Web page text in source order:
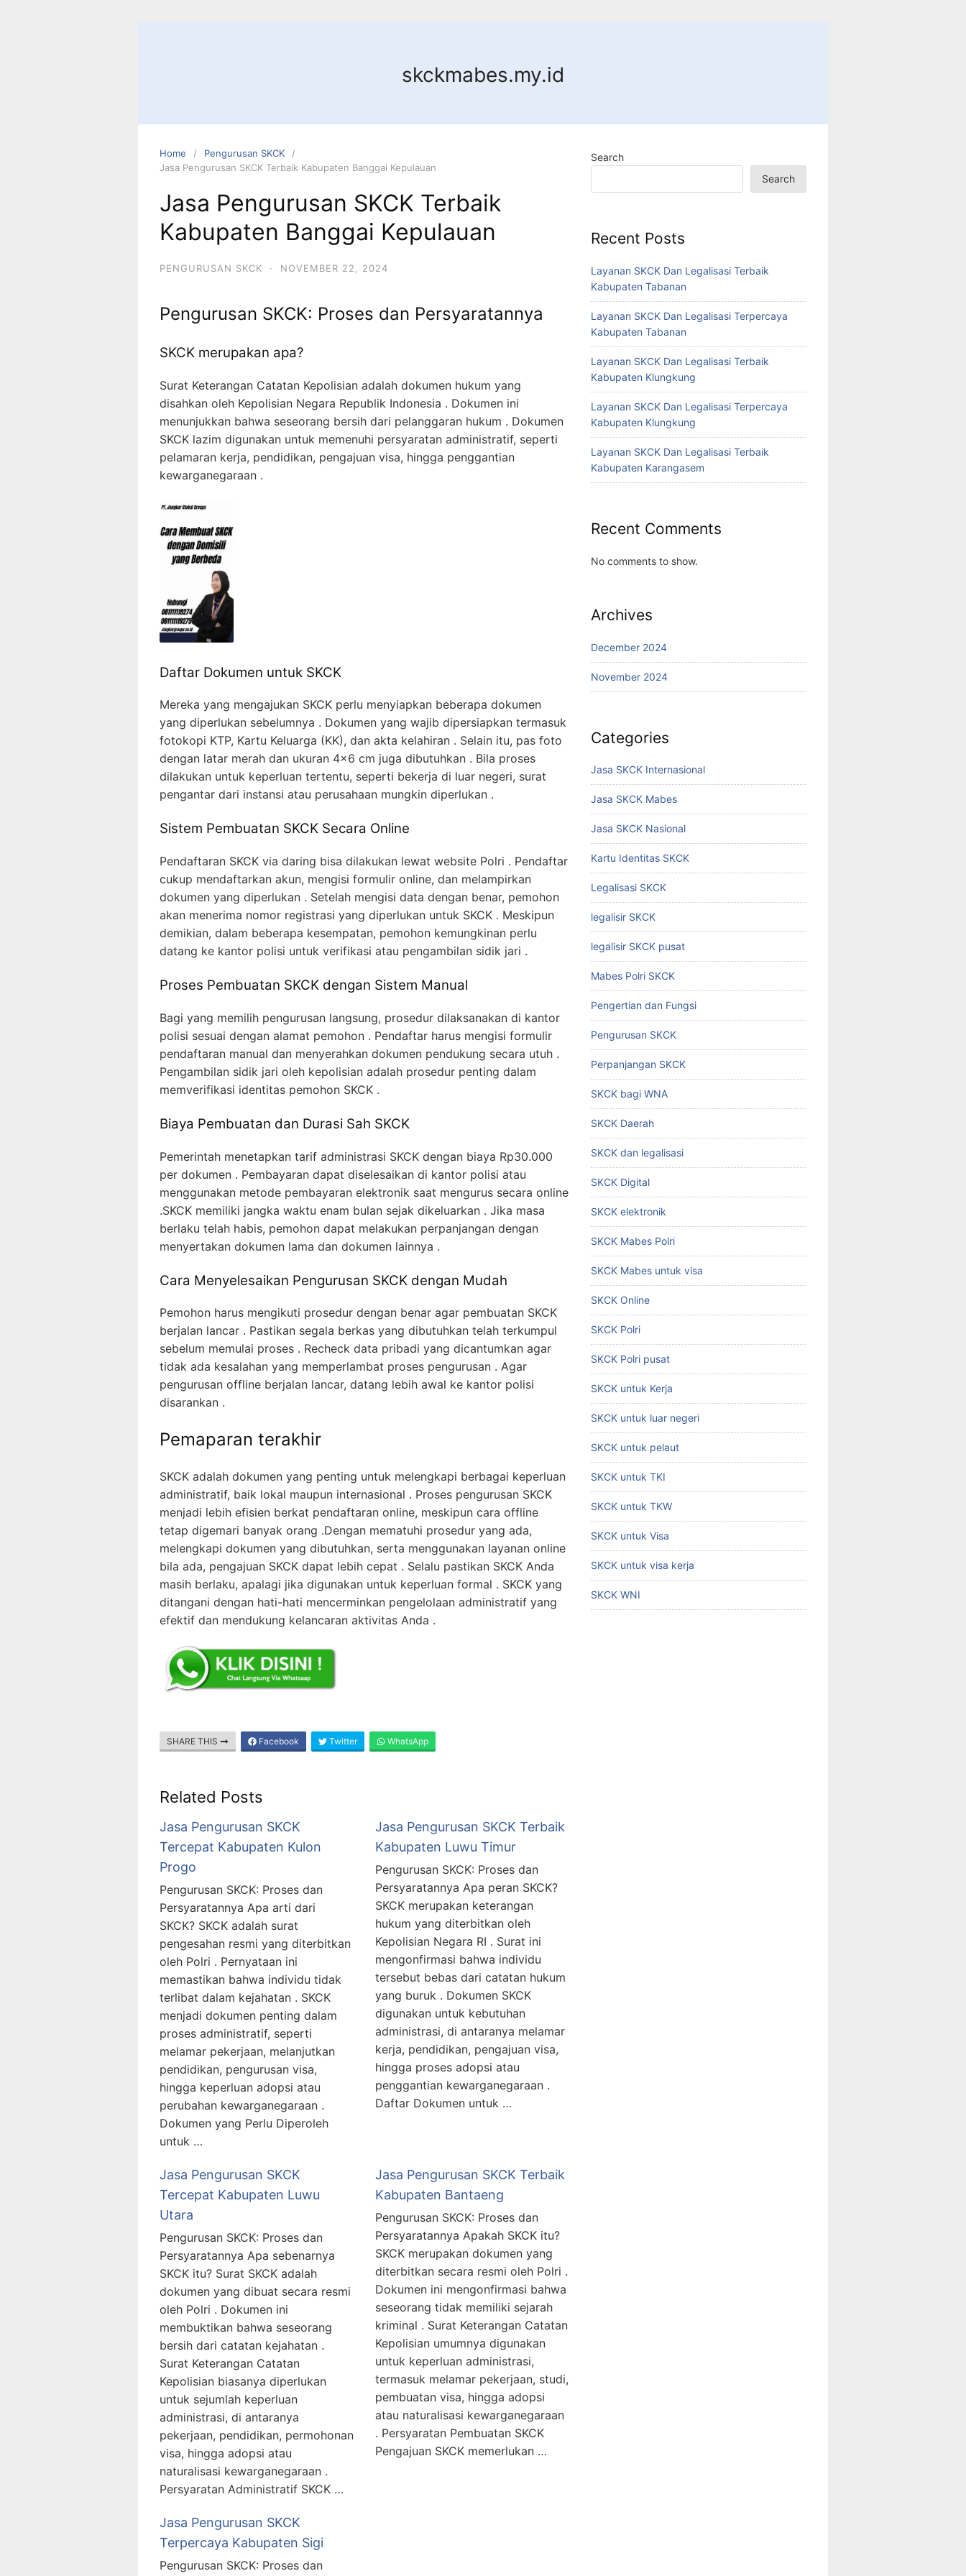
skckmabes.my.id
Home
Pengurusan SKCK
Jasa Pengurusan SKCK Terbaik Kabupaten Banggai Kepulauan
Jasa Pengurusan SKCK Terbaik
Kabupaten Banggai Kepulauan
PENGURUSAN SKCK · NOVEMBER 22, 2024
Pengurusan SKCK: Proses dan Persyaratannya
SKCK merupakan apa?
Surat Keterangan Catatan Kepolisian adalah dokumen hukum yang
disahkan oleh Kepolisian Negara Republik Indonesia . Dokumen ini
menunjukkan bahwa seseorang bersih dari pelanggaran hukum . Dokumen
SKCK lazim digunakan untuk memenuhi persyaratan administratif, seperti
pelamaran kerja, pendidikan, pengajuan visa, hingga penggantian
kewarganegaraan .
Daftar Dokumen untuk SKCK
Mereka yang mengajukan SKCK perlu menyiapkan beberapa dokumen
yang diperlukan sebelumnya . Dokumen yang wajib dipersiapkan termasuk
fotokopi KTP, Kartu Keluarga (KK), dan akta kelahiran . Selain itu, pas foto
dengan latar merah dan ukuran 4×6 cm juga dibutuhkan . Bila proses
dilakukan untuk keperluan tertentu, seperti bekerja di luar negeri, surat
pengantar dari instansi atau perusahaan mungkin diperlukan .
Sistem Pembuatan SKCK Secara Online
Pendaftaran SKCK via daring bisa dilakukan lewat website Polri . Pendaftar
cukup mendaftarkan akun, mengisi formulir online, dan melampirkan
dokumen yang diperlukan . Setelah mengisi data dengan benar, pemohon
akan menerima nomor registrasi yang diperlukan untuk SKCK . Meskipun
demikian, dalam beberapa kesempatan, pemohon kemungkinan perlu
datang ke kantor polisi untuk verifikasi atau pengambilan sidik jari .
Proses Pembuatan SKCK dengan Sistem Manual
Bagi yang memilih pengurusan langsung, prosedur dilaksanakan di kantor
polisi sesuai dengan alamat pemohon . Pendaftar harus mengisi formulir
pendaftaran manual dan menyerahkan dokumen pendukung secara utuh .
Pengambilan sidik jari oleh kepolisian adalah prosedur penting dalam
memverifikasi identitas pemohon SKCK .
Biaya Pembuatan dan Durasi Sah SKCK
Pemerintah menetapkan tarif administrasi SKCK dengan biaya Rp30.000
per dokumen . Pembayaran dapat diselesaikan di kantor polisi atau
menggunakan metode pembayaran elektronik saat mengurus secara online
.SKCK memiliki jangka waktu enam bulan sejak dikeluarkan . Jika masa
berlaku telah habis, pemohon dapat melakukan perpanjangan dengan
menyertakan dokumen lama dan dokumen lainnya .
Cara Menyelesaikan Pengurusan SKCK dengan Mudah
Pemohon harus mengikuti prosedur dengan benar agar pembuatan SKCK
berjalan lancar . Pastikan segala berkas yang dibutuhkan telah terkumpul
sebelum memulai proses . Recheck data pribadi yang dicantumkan agar
tidak ada kesalahan yang memperlambat proses pengurusan . Agar
pengurusan offline berjalan lancar, datang lebih awal ke kantor polisi
disarankan .
Pemaparan terakhir
SKCK adalah dokumen yang penting untuk melengkapi berbagai keperluan
administratif, baik lokal maupun internasional . Proses pengurusan SKCK
menjadi lebih efisien berkat pendaftaran online, meskipun cara offline
tetap digemari banyak orang .Dengan mematuhi prosedur yang ada,
melengkapi dokumen yang dibutuhkan, serta menggunakan layanan online
bila ada, pengajuan SKCK dapat lebih cepat . Selalu pastikan SKCK Anda
masih berlaku, apalagi jika digunakan untuk keperluan formal . SKCK yang
ditangani dengan hati-hati mencerminkan pengelolaan administratif yang
efektif dan mendukung kelancaran aktivitas Anda .
SHARE THIS Facebook Twitter WhatsApp
Related Posts
Jasa Pengurusan SKCK
Tercepat Kabupaten Kulon
Progo
Pengurusan SKCK: Proses dan
Persyaratannya Apa arti dari
SKCK? SKCK adalah surat
pengesahan resmi yang diterbitkan
oleh Polri . Pernyataan ini
memastikan bahwa individu tidak
terlibat dalam kejahatan . SKCK
menjadi dokumen penting dalam
proses administratif, seperti
melamar pekerjaan, melanjutkan
pendidikan, pengurusan visa,
hingga keperluan adopsi atau
perubahan kewarganegaraan .
Dokumen yang Perlu Diperoleh
untuk …
Jasa Pengurusan SKCK Terbaik
Kabupaten Luwu Timur
Pengurusan SKCK: Proses dan
Persyaratannya Apa peran SKCK?
SKCK merupakan keterangan
hukum yang diterbitkan oleh
Kepolisian Negara RI . Surat ini
mengonfirmasi bahwa individu
tersebut bebas dari catatan hukum
yang buruk . Dokumen SKCK
digunakan untuk kebutuhan
administrasi, di antaranya melamar
kerja, pendidikan, pengajuan visa,
hingga proses adopsi atau
penggantian kewarganegaraan .
Daftar Dokumen untuk …
Jasa Pengurusan SKCK
Tercepat Kabupaten Luwu
Utara
Pengurusan SKCK: Proses dan
Persyaratannya Apa sebenarnya
SKCK itu? Surat SKCK adalah
dokumen yang dibuat secara resmi
oleh Polri . Dokumen ini
membuktikan bahwa seseorang
bersih dari catatan kejahatan .
Surat Keterangan Catatan
Kepolisian biasanya diperlukan
untuk sejumlah keperluan
administrasi, di antaranya
pekerjaan, pendidikan, permohonan
visa, hingga adopsi atau
naturalisasi kewarganegaraan .
Persyaratan Administratif SKCK …
Jasa Pengurusan SKCK Terbaik
Kabupaten Bantaeng
Pengurusan SKCK: Proses dan
Persyaratannya Apakah SKCK itu?
SKCK merupakan dokumen yang
diterbitkan secara resmi oleh Polri .
Dokumen ini mengonfirmasi bahwa
seseorang tidak memiliki sejarah
kriminal . Surat Keterangan Catatan
Kepolisian umumnya digunakan
untuk keperluan administrasi,
termasuk melamar pekerjaan, studi,
pembuatan visa, hingga adopsi
atau naturalisasi kewarganegaraan
. Persyaratan Pembuatan SKCK
Pengajuan SKCK memerlukan …
Jasa Pengurusan SKCK
Terpercaya Kabupaten Sigi
Pengurusan SKCK: Proses dan
Search
Search
Recent Posts
Layanan SKCK Dan Legalisasi Terbaik
Kabupaten Tabanan
Layanan SKCK Dan Legalisasi Terpercaya
Kabupaten Tabanan
Layanan SKCK Dan Legalisasi Terbaik
Kabupaten Klungkung
Layanan SKCK Dan Legalisasi Terpercaya
Kabupaten Klungkung
Layanan SKCK Dan Legalisasi Terbaik
Kabupaten Karangasem
Recent Comments
No comments to show.
Archives
December 2024
November 2024
Categories
Jasa SKCK Internasional
Jasa SKCK Mabes
Jasa SKCK Nasional
Kartu Identitas SKCK
Legalisasi SKCK
legalisir SKCK
legalisir SKCK pusat
Mabes Polri SKCK
Pengertian dan Fungsi
Pengurusan SKCK
Perpanjangan SKCK
SKCK bagi WNA
SKCK Daerah
SKCK dan legalisasi
SKCK Digital
SKCK elektronik
SKCK Mabes Polri
SKCK Mabes untuk visa
SKCK Online
SKCK Polri
SKCK Polri pusat
SKCK untuk Kerja
SKCK untuk luar negeri
SKCK untuk pelaut
SKCK untuk TKI
SKCK untuk TKW
SKCK untuk Visa
SKCK untuk visa kerja
SKCK WNI